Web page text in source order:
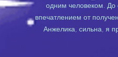
одним человеком. До
впечатлением от
Анжелика, сильна, я